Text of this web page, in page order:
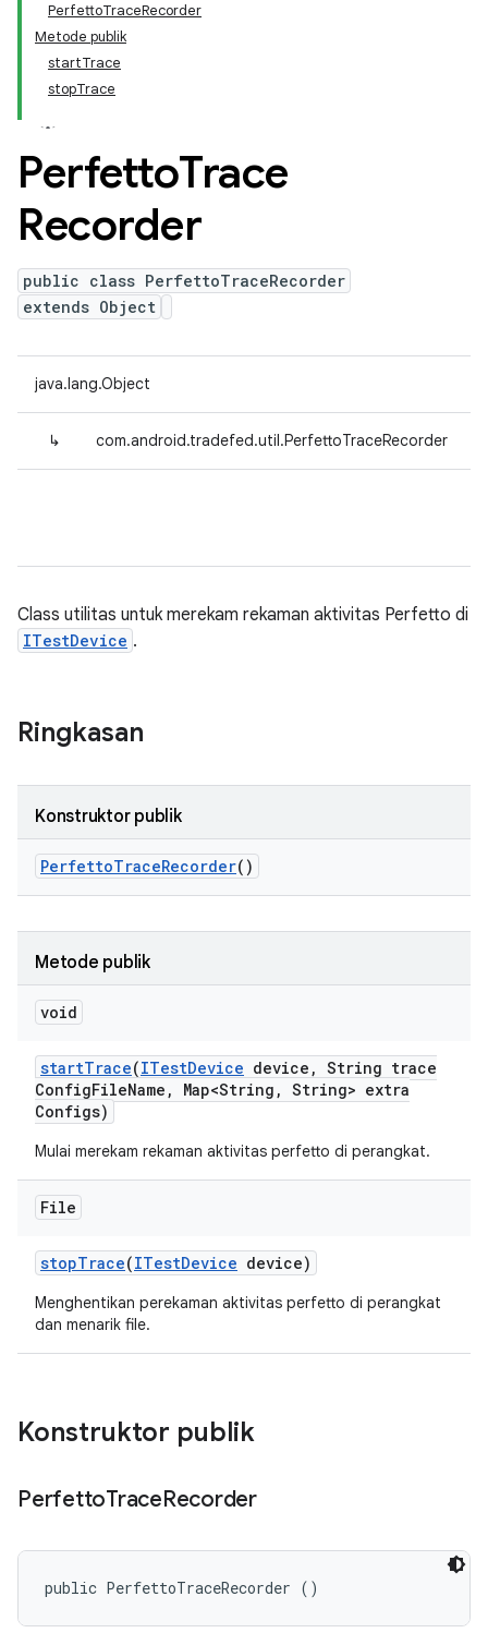
PerfettoTraceRecorder
Metode publik
startTrace
stopTrace
PerfettoTrace
Recorder
public class PerfettoTraceRecorder
extends Object
java.lang.Object
↳ com.android.tradefed.util.PerfettoTraceRecorder
Class utilitas untuk merekam rekaman aktivitas Perfetto di
ITestDevice .
Ringkasan
Konstruktor publik
PerfettoTraceRecorder()
Metode publik
void
startTrace(ITestDevice device , String trace
ConfigFileName , Map<String , String> extra
Configs)
Mulai merekam rekaman aktivitas perfetto di perangkat.
File
stopTrace(ITestDevice device)
Menghentikan perekaman aktivitas perfetto di perangkat
dan menarik file.
Konstruktor publik
PerfettoTraceRecorder
public PerfettoTraceRecorder ()